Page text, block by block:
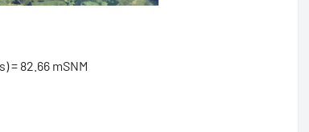
= 82.66 mSNM